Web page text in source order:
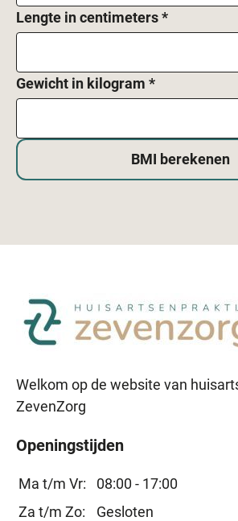
Lengte in centimeters*
Gewicht in kilogram *
BMI berekenen
Welkom op de website van
ZevenZorg
Openingstijden
Ma t/m Vr:
08:00 - 17:00
Za t/m Zo:
Gesloten